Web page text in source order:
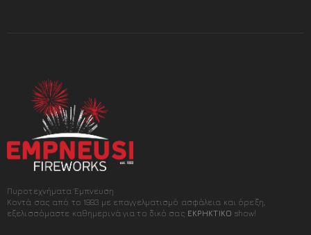
Πυροτεχνήματα Έμπνευση
Κοντά σας από το 1993 με επαγγελματισμό ασφάλεια και όρεξη,
εξελισσόμαστε καθημερινά για το δικό σας ΕΚΡΗΚΤΙΚΟ show!